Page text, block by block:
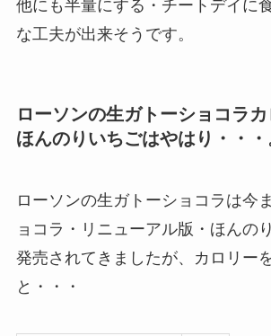
他にも半量にする・チートデイに
な工夫が出来そうです。
ローソンの生ガトーショコラカ
ほんのりいちごはやはり・・・
ローソンの生ガトーショコラは今
ョコラ・リニューアル版・ほんの
発売されてきましたが、カロリー
と・・・